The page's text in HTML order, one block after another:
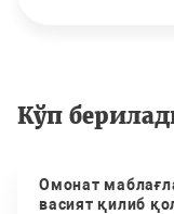
Кўп
Омонат
васият қилиб